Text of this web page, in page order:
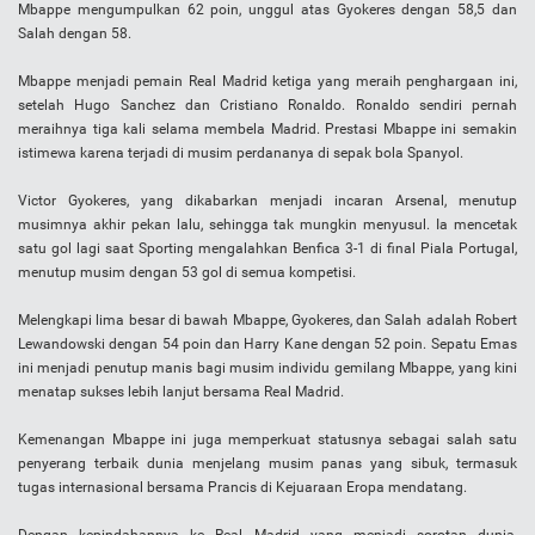
Mbappe mengumpulkan 62 poin, unggul atas Gyokeres dengan 58,5 dan
Salah dengan 58.
Mbappe menjadi pemain Real Madrid ketiga yang meraih penghargaan ini,
setelah Hugo Sanchez dan Cristiano Ronaldo. Ronaldo sendiri pernah
meraihnya tiga kali selama membela Madrid. Prestasi Mbappe ini semakin
istimewa karena terjadi di musim perdananya di sepak bola Spanyol.
Victor Gyokeres, yang dikabarkan menjadi incaran Arsenal, menutup
musimnya akhir pekan lalu, sehingga tak mungkin menyusul. Ia mencetak
satu gol lagi saat Sporting mengalahkan Benfica 3-1 di final Piala Portugal,
menutup musim dengan 53 gol di semua kompetisi.
Melengkapi lima besar di bawah Mbappe, Gyokeres, dan Salah adalah Robert
Lewandowski dengan 54 poin dan Harry Kane dengan 52 poin. Sepatu Emas
ini menjadi penutup manis bagi musim individu gemilang Mbappe, yang kini
menatap sukses lebih lanjut bersama Real Madrid.
Kemenangan Mbappe ini juga memperkuat statusnya sebagai salah satu
penyerang terbaik dunia menjelang musim panas yang sibuk, termasuk
tugas internasional bersama Prancis di Kejuaraan Eropa mendatang.